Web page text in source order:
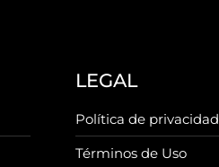
LEGAL
Política de privacidad
Términos de Uso